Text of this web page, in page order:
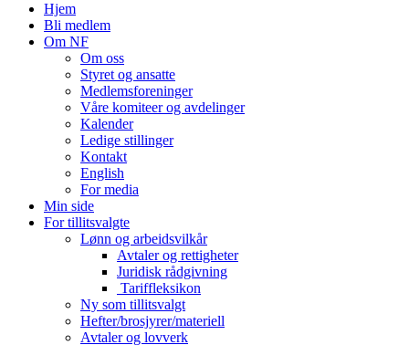
Hjem
Bli medlem
Om NF
Om oss
Styret og ansatte
Medlemsforeninger
Våre komiteer og avdelinger
Kalender
Ledige stillinger
Kontakt
English
For media
Min side
For tillitsvalgte
Lønn og arbeidsvilkår
Avtaler og rettigheter
Juridisk rådgivning
Tariffleksikon
Ny som tillitsvalgt
Hefter/brosjyrer/materiell
Avtaler og lovverk